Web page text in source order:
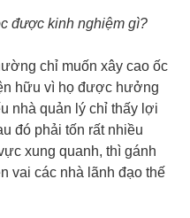
được kinh nghiệm gì?
chỉ muốn xây cao ốc
hữu vì họ được hưởng
nhà quản lý chỉ thấy lợi
đó phải tốn rất nhiều
xung quanh, thì gánh
vai các nhà lãnh đạo thế